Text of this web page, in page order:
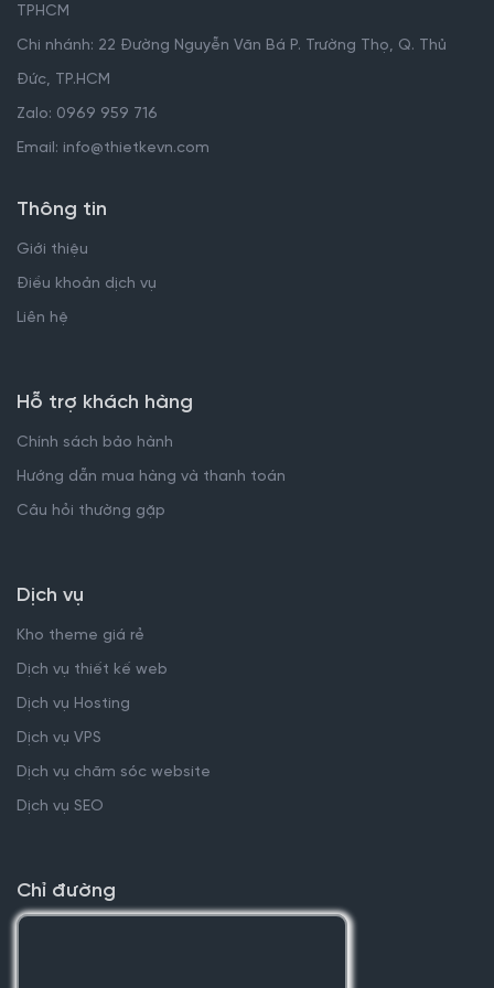
TPHCM
Chi nhánh: 22 Đường Nguyễn Văn Bá P. Trường Thọ, Q. Thủ
Đức, TP.HCM
Zalo: 0969 959 716
Email: info@thietkevn.com
Thông tin
Giới thiệu
Điều khoản dịch vụ
Liên hệ
Hỗ trợ khách hàng
Chính sách bảo hành
Hướng dẫn mua hàng và thanh toán
Câu hỏi thường gặp
Dịch vụ
Kho theme giá rẻ
Dịch vụ thiết kế web
Dịch vụ Hosting
Dịch vụ VPS
Dịch vụ chăm sóc website
Dịch vụ SEO
Chỉ đường